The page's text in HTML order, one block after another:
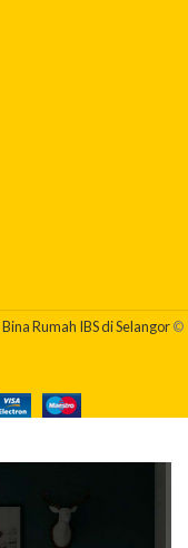
Rumah IBS di Selangor©